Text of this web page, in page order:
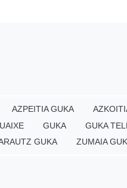
AZPEITIA GUKA
GUKA GUKA
GUKA ZUMAIA